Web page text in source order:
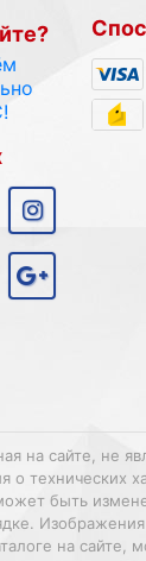
на сайте, не
технических
быть
Изображения
на сайте,